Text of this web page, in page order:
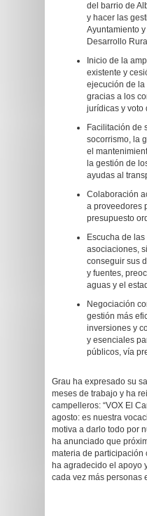
del barrio de
y hacer las
Ayuntamiento
Desarrollo
Inicio de la
existente y
ejecución de
gracias a los
jurídicas y voto
Facilitación de
socorrismo, la
el
la gestión de
ayudas al
Colaboración
a proveedores
presupuesto
Escucha de
asociaciones,
conseguir sus
y fuentes,
aguas y el
Negociación
gestión más
inversiones y
y esenciales
públicos, vía
Grau ha expresado su
meses de trabajo y ha
campelleros: “VOX El
agosto: es nuestra
motiva a darlo todo por
ha anunciado que
materia de participación
ha agradecido el apoyo
cada vez más personas